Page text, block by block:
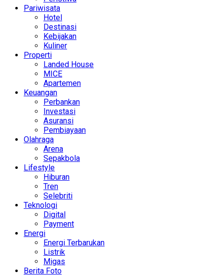
Pariwisata
Hotel
Destinasi
Kebijakan
Kuliner
Properti
Landed House
MICE
Apartemen
Keuangan
Perbankan
Investasi
Asuransi
Pembiayaan
Olahraga
Arena
Sepakbola
Lifestyle
Hiburan
Tren
Selebriti
Teknologi
Digital
Payment
Energi
Energi Terbarukan
Listrik
Migas
Berita Foto